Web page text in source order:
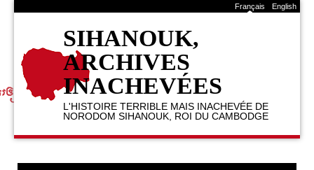
Français English
SIHANOUK,
ARCHIVES
INACHEVÉES
L'HISTOIRE TERRIBLE MAIS INACHEVÉE DE
NORODOM SIHANOUK, ROI DU CAMBODGE